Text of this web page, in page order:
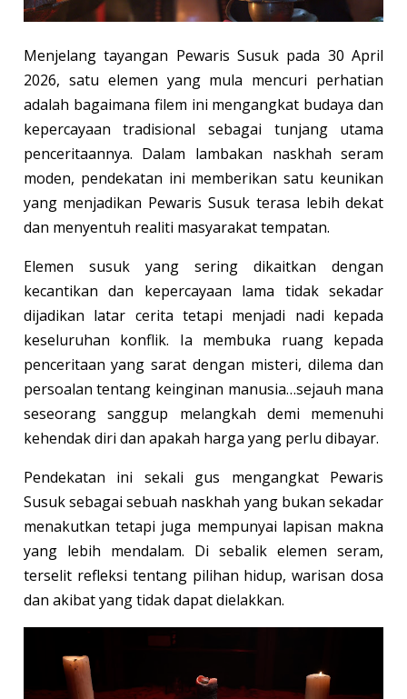
Menjelang tayangan Pewaris Susuk pada 30 April
2026, satu elemen yang mula mencuri perhatian
adalah bagaimana filem ini mengangkat budaya dan
kepercayaan tradisional sebagai tunjang utama
penceritaannya. Dalam lambakan naskhah seram
moden, pendekatan ini memberikan satu keunikan
yang menjadikan Pewaris Susuk terasa lebih dekat
dan menyentuh realiti masyarakat tempatan.
Elemen susuk yang sering dikaitkan dengan
kecantikan dan kepercayaan lama tidak sekadar
dijadikan latar cerita tetapi menjadi nadi kepada
keseluruhan konflik. Ia membuka ruang kepada
penceritaan yang sarat dengan misteri, dilema dan
persoalan tentang keinginan manusia…sejauh mana
seseorang sanggup melangkah demi memenuhi
kehendak diri dan apakah harga yang perlu dibayar.
Pendekatan ini sekali gus mengangkat Pewaris
Susuk sebagai sebuah naskhah yang bukan sekadar
menakutkan tetapi juga mempunyai lapisan makna
yang lebih mendalam. Di sebalik elemen seram,
terselit refleksi tentang pilihan hidup, warisan dosa
dan akibat yang tidak dapat dielakkan.